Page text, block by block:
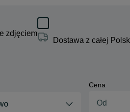
zdjęciem
Dostawa z całej
Cena